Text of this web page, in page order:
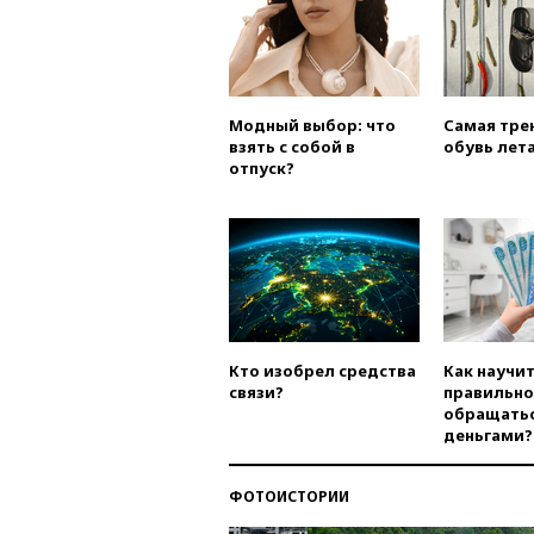
Модный выбор: что
взять с собой в
отпуск?
Самая
обувь
Кто изобрел средства
связи?
Как
правильно
деньгами?
ФОТОИСТОРИИ